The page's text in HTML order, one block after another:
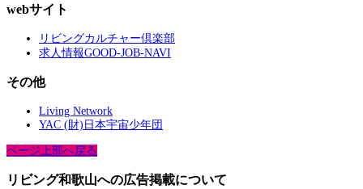
webサイト
リビングカルチャー倶楽部
求人情報GOOD-JOB-NAVI
その他
Living Network
YAC (財)日本宇宙少年団
ページ上部へ戻る
リビング和歌山への広告掲載について